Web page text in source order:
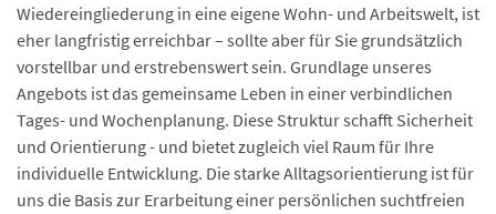
Wiedereingliederung in eine eigene Wohn- und Arbeitswelt, ist
eher langfristig erreichbar – sollte aber für Sie grundsätzlich
vorstellbar und erstrebenswert sein. Grundlage unseres
Angebots ist das gemeinsame Leben in einer verbindlichen
Tages- und Wochenplanung. Diese Struktur schafft Sicherheit
und Orientierung - und bietet zugleich viel Raum für Ihre
individuelle Entwicklung. Die starke Alltagsorientierung ist für
uns die Basis zur Erarbeitung einer persönlichen suchtfreien